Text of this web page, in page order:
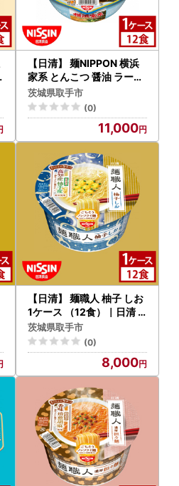
【日清】 麺NIPPON 横浜
家系 とんこつ 醤油 ラーメ
ン 1ケース （12食）｜日
清 カップ麺 インスタント
保存 茨城県 取手市（AD0
茨城県取手市
(0)
11,000
【日清】 麺職人 柚子 しお
1ケース （12食）｜日清
カップ麺 インスタント 保
存 茨城県 取手市（AD017
）
茨城県取手市
(0)
8,000